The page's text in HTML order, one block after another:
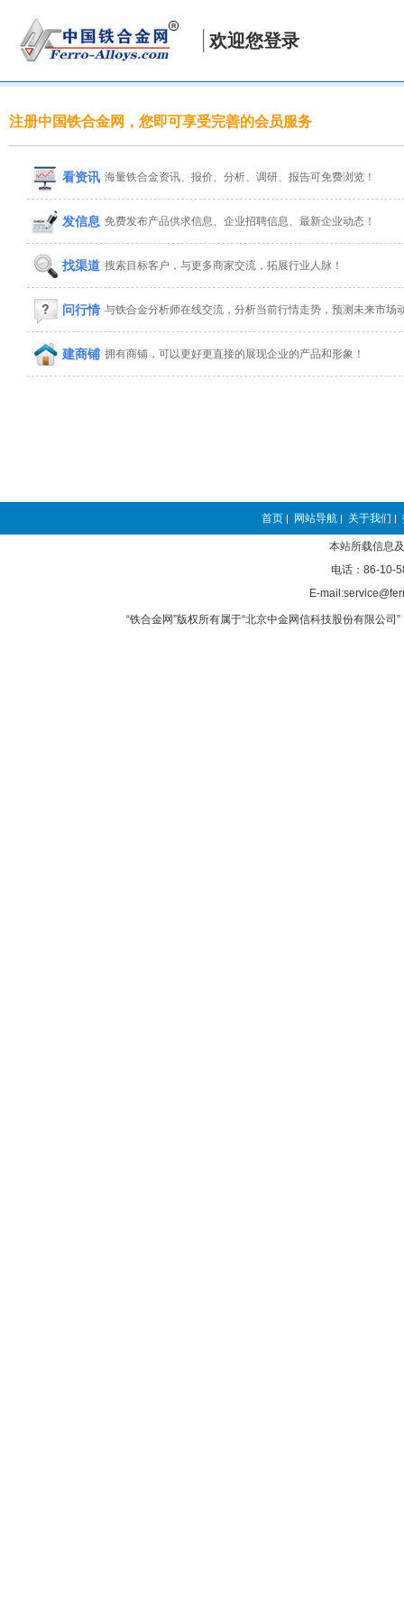
欢迎您登录
注册中国铁合金网，您即可享受完善的会员服务
看资讯 海量铁合金资讯、报价、分析、调研、报告可免费浏览！
发信息 免费发布产品供求信息、企业招聘信息、最新企业动态！
找渠道 搜索目标客户，与更多商家交流，拓展行业人脉！
问行情 与铁合金分析师在线交流，分析当前行情走势，预测未来市场
建商铺 拥有商铺，可以更好更直接的展现企业的产品和形象！
首页 | 网站导航 | 关于我们 |
本站所载信息
电话：86-10-
E-
“铁合金网”版权所有属于“北京中金网信科技股份有限公司